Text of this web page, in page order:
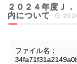
２０２４年度Ｊ
内について
ファイル名：